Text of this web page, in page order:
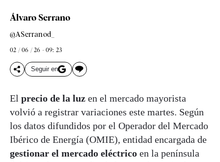
Álvaro Serrano
@ASerranod_
02 / 06 / 26 - 09: 23
Seguir en
El precio de la luz en el mercado mayorista
volvió a registrar variaciones este martes. Según
los datos difundidos por el Operador del Mercado
Ibérico de Energía (OMIE), entidad encargada de
gestionar el mercado eléctrico en la península